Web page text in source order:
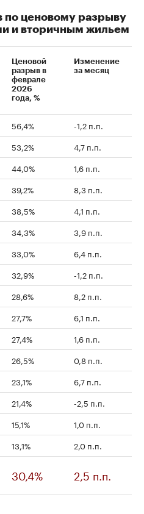
по ценовому разрыву
и вторичным жильем
Ценовой
разрыв в
феврале
2026
года, %
Изменение
за месяц
56,4%
-1,2 п.п.
53,2%
4,7 п.п.
44,0%
1,6 п.п.
39,2%
8,3 п.п.
38,5%
4,1 п.п.
34,3%
3,9 п.п.
33,0%
6,4 п.п.
32,9%
-1,2 п.п.
28,6%
8,2 п.п.
27,7%
6,1 п.п.
27,4%
1,6 п.п.
26,5%
0,8 п.п.
23,1%
6,7 п.п.
21,4%
-2,5 п.п.
15,1%
1,0 п.п.
13,1% 2,0 п.п.
30,4% 2,5 п.п.